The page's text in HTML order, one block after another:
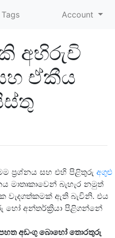
Tags Account
අභිරුචි
ඒකීය
ප්‍රශ්නය සහ එහි පිළිතුරු අගුළු
මාතෘකාවෙන් බැහැර නමුත්
වැදගත්කමක් ඇති බැවිනි. එය
හෝ අන්තර්ක්‍රියා පිළිගන්නේ
අඩංගු බොහෝ තොරතුරු